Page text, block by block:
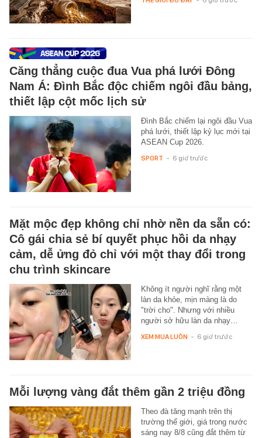
Căng thẳng cuộc đua Vua phá lưới Đông
Nam Á: Đình Bắc độc chiếm ngôi đầu bảng,
thiết lập cột mốc lịch sử
Đình Bắc chiếm lại ngôi đầu Vua
phá lưới, thiết lập kỷ lục mới tại
ASEAN Cup 2026.
SPORT - 6 giờ trước
Mặt mộc đẹp không chỉ nhờ nền da sẵn có:
Cô gái chia sẻ bí quyết phục hồi da nhạy
cảm, dễ ửng đỏ chỉ với một thay đổi trong
chu trình skincare
Không ít người nghĩ rằng một
làn da khỏe, mịn màng là do
"trời cho". Nhưng với nhiều
người sở hữu làn da nhạy…
XEM MUA LUÔN - 6 giờ trước
Mỗi lượng vàng đắt thêm gần 2 triệu đồng
Theo đà tăng mạnh trên thị
trường thế giới, giá trong nước
sáng nay 8/8 cũng đắt thêm từ